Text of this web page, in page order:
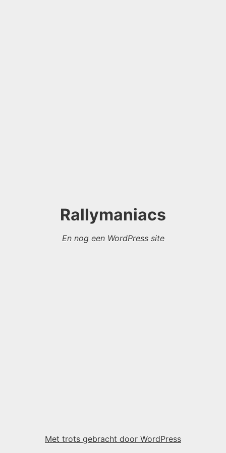
Rallymaniacs
En nog een WordPress site
Met trots gebracht door WordPress